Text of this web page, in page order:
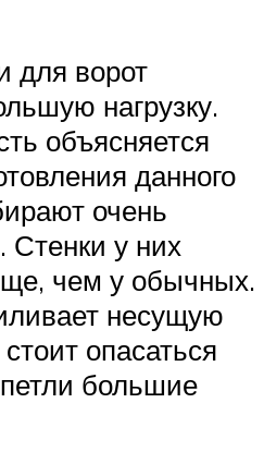
для ворот
нагрузку.
объясняется
данного
очень
Стенки у них
чем у обычных.
несущую
опасаться
большие